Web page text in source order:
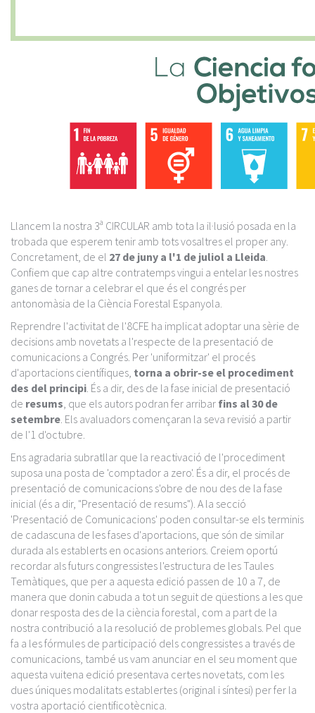
Llancem la nostra 3ª CIRCULAR amb tota la il·lusió posada en la
trobada que esperem tenir amb tots vosaltres el proper any.
Concretament, de el 27 de juny a l'1 de juliol a Lleida.
Confiem que cap altre contratemps vingui a entelar les nostres
ganes de tornar a celebrar el que és el congrés per
antonomàsia de la Ciència Forestal Espanyola.
Reprendre l'activitat de l'8CFE ha implicat adoptar una sèrie de
decisions amb novetats a l'respecte de la presentació de
comunicacions a Congrés. Per 'uniformitzar' el procés
d'aportacions científiques, torna a obrir-se el procediment
des del principi. És a dir, des de la fase inicial de presentació
de resums, que els autors podran fer arribar fins al 30 de
setembre. Els avaluadors començaran la seva revisió a partir
de l'1 d'octubre.
Ens agradaria subratllar que la reactivació de l'procediment
suposa una posta de 'comptador a zero'. És a dir, el procés de
presentació de comunicacions s'obre de nou des de la fase
inicial (és a dir, "Presentació de resums"). A la secció
'Presentació de Comunicacions' poden consultar-se els terminis
de cadascuna de les fases d'aportacions, que són de similar
durada als establerts en ocasions anteriors. Creiem oportú
recordar als futurs congressistes l'estructura de les Taules
Temàtiques, que per a aquesta edició passen de 10 a 7, de
manera que donin cabuda a tot un seguit de qüestions a les que
donar resposta des de la ciència forestal, com a part de la
nostra contribució a la resolució de problemes globals. Pel que
fa a les fórmules de participació dels congressistes a través de
comunicacions, també us vam anunciar en el seu moment que
aquesta vuitena edició presentava certes novetats, com les
dues úniques modalitats establertes (original i síntesi) per fer la
vostra aportació cientificotècnica.